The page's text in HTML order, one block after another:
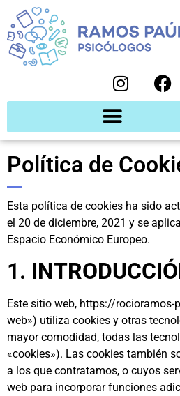
Política de
Esta política de cookies ha sido
el 20 de diciembre, 2021 y se
Espacio Económico Europeo.
1.
Este sitio web, https://rocioramos-
web») utiliza cookies y otras
mayor comodidad, todas las
«cookies»). Las cookies también
a los que contratamos, o cuyos
web para incorporar funciones